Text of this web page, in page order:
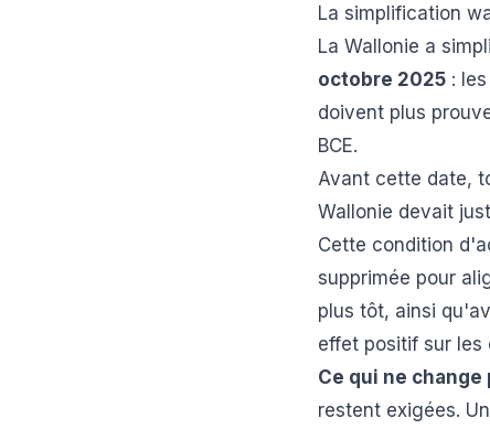
La simplification
La Wallonie a
octobre 2025 :
doivent plus
BCE.
Avant cette date,
Wallonie devait
Cette condition
supprimée pour
plus tôt, ainsi
effet positif sur les
Ce qui ne change
restent exigées.